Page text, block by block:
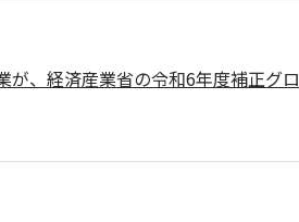
、経済産業省の令和6年度補正グロ